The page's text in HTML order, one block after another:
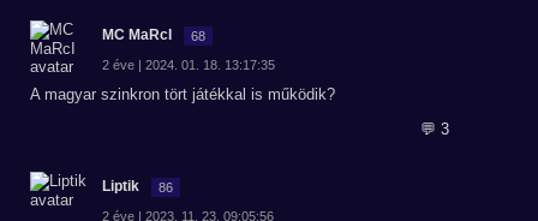
MC MaRcI 68
2 éve | 2024. 01. 18. 13:17:35
A magyar szinkron tört játékkal is működik?
💬 3
Liptik 86
2 éve | 2023. 11. 23. 09:05:56